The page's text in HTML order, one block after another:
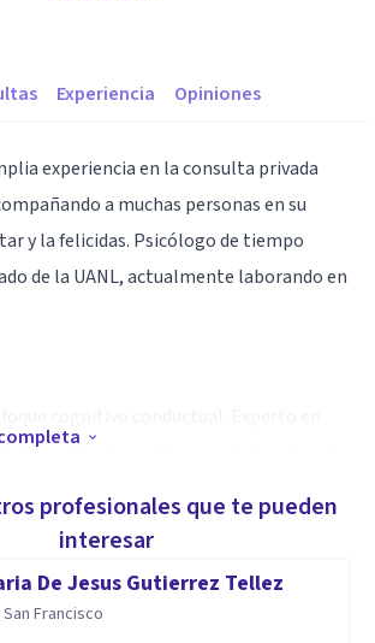
Experiencia Opiniones
experiencia en la consulta privada
a muchas personas en su
y la felicidas. Psicólogo de tiempo
de la UANL, actualmente laborando en
Entrenamiento en técnicas de inoculación
a adolescentes y adultos.
Clínica ericksoniana y Terapia Breve.
profesionales que te pueden
interesar
De Jesus Gutierrez Tellez
San Francisco